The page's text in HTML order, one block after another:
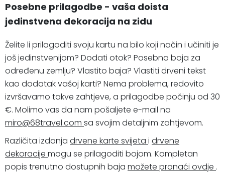
Posebne prilagodbe - vaša doista
jedinstvena dekoracija na zidu
Želite li prilagoditi svoju kartu na bilo koji način i učiniti je
još jedinstvenijom? Dodati otok? Posebna boja za
određenu zemlju? Vlastito baja? Vlastiti drveni tekst
kao dodatak vašoj karti? Nema problema, redovito
izvršavamo takve zahtjeve, a prilagodbe počinju od 30
€. Molimo vas da nam pošaljete e-mail na
miro@68travel.com sa svojim detaljnim zahtjevom.
Različita izdanja drvene karte svijeta i drvene
dekoracije mogu se prilagoditi bojom. Kompletan
popis trenutno dostupnih baja možete pronaći ovdje .